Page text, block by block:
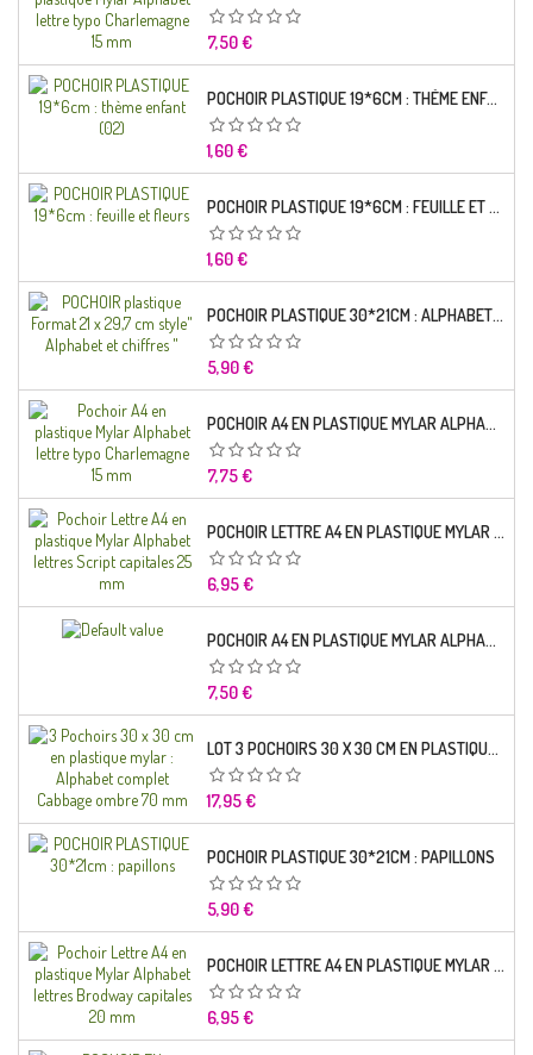
Prix
7,50 €
POCHOIR PLASTIQUE 19*6CM : THÈME ENFANT (02)
Prix
1,60 €
POCHOIR PLASTIQUE 19*6CM : FEUILLE ET FLEURS
Prix
1,60 €
POCHOIR PLASTIQUE 30*21CM : ALPHABET (02)
Prix
5,90 €
POCHOIR A4 EN PLASTIQUE MYLAR ALPHABET LETTRE TYPO RAVIE 30 MM
Prix
7,75 €
POCHOIR LETTRE A4 EN PLASTIQUE MYLAR ALPHABET LETTRES SCRIPT CAPITALES 25 MM
Prix
6,95 €
POCHOIR A4 EN PLASTIQUE MYLAR ALPHABET LETTRE TYPO SCIENCE 35 MM
Prix
7,50 €
LOT 3 POCHOIRS 30 X 30 CM EN PLASTIQUE MYLAR : ALPHABET COMPLET CABBAGE OMBRE 70 MM
Prix
17,95 €
POCHOIR PLASTIQUE 30*21CM : PAPILLONS
Prix
5,90 €
POCHOIR LETTRE A4 EN PLASTIQUE MYLAR ALPHABET LETTRES BRODWAY CAPITALES 20 MM
Prix
6,95 €